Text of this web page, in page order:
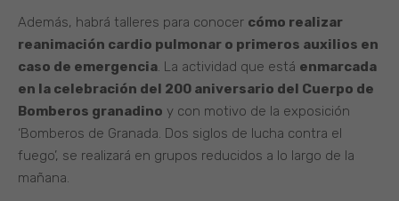
Además, habrá talleres para conocer cómo realizar
reanimación cardio pulmonar o primeros auxilios en
caso de emergencia. La actividad que está enmarcada
en la celebración del 200 aniversario del Cuerpo de
Bomberos granadino y con motivo de la exposición
‘Bomberos de Granada. Dos siglos de lucha contra el
fuego’, se realizará en grupos reducidos a lo largo de la
mañana.